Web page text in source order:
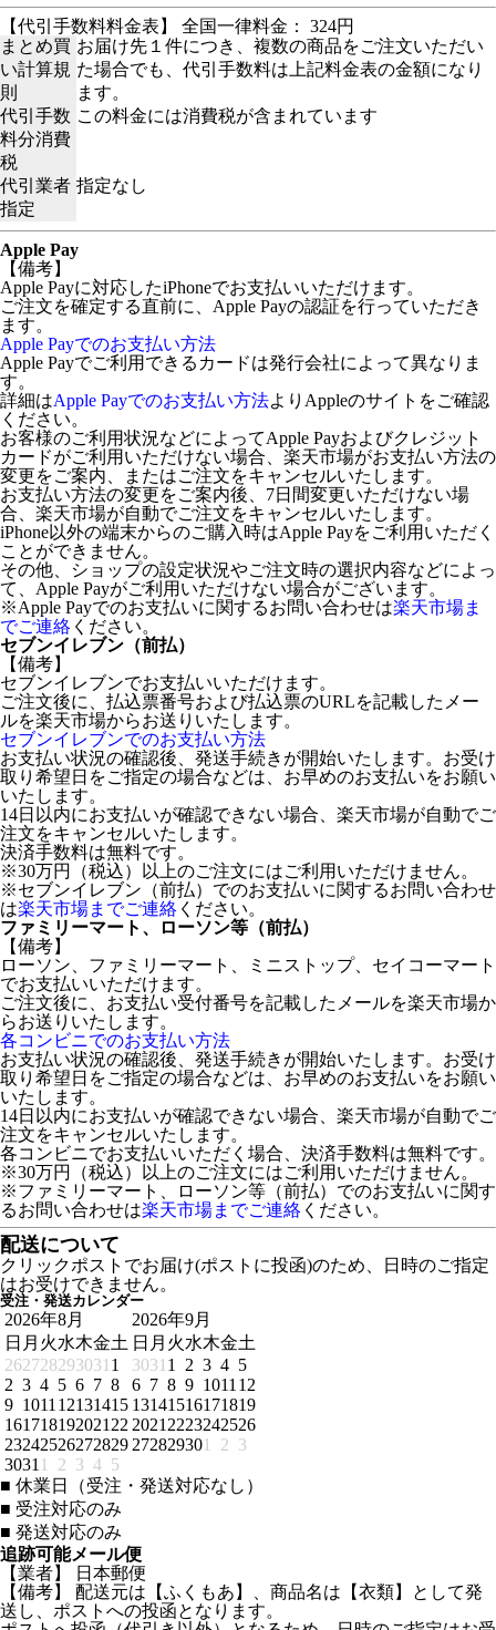
【代引手数料料金表】 全国一律料金： 324円
まとめ買
い計算規
則
お届け先１件につき、複数の商品をご注文いただい
た場合でも、代引手数料は上記料金表の金額になり
ます。
代引手数
料分消費
税
この料金には消費税が含まれています
代引業者
指定
指定なし
Apple Pay
【備考】
Apple Payに対応したiPhoneでお支払いいただけます。
ご注文を確定する直前に、Apple Payの認証を行っていただき
ます。
Apple Payでのお支払い方法
Apple Payでご利用できるカードは発行会社によって異なりま
す。
詳細はApple Payでのお支払い方法よりAppleのサイトをご確認
ください。
お客様のご利用状況などによってApple Payおよびクレジット
カードがご利用いただけない場合、楽天市場がお支払い方法の
変更をご案内、またはご注文をキャンセルいたします。
お支払い方法の変更をご案内後、7日間変更いただけない場
合、楽天市場が自動でご注文をキャンセルいたします。
iPhone以外の端末からのご購入時はApple Payをご利用いただく
ことができません。
その他、ショップの設定状況やご注文時の選択内容などによっ
て、Apple Payがご利用いただけない場合がございます。
※Apple Payでのお支払いに関するお問い合わせは楽天市場ま
でご連絡 ください。
セブンイレブン（前払）
【備考】
セブンイレブンでお支払いいただけます。
ご注文後に、払込票番号および払込票のURLを記載したメー
ルを楽天市場からお送りいたします。
セブンイレブンでのお支払い方法
お支払い状況の確認後、発送手続きが開始いたします。お受け
取り希望日をご指定の場合などは、お早めのお支払いをお願い
いたします。
14日以内にお支払いが確認できない場合、楽天市場が自動でご
注文をキャンセルいたします。
決済手数料は無料です。
※30万円（税込）以上のご注文にはご利用いただけません。
※セブンイレブン（前払）でのお支払いに関するお問い合わせ
は楽天市場までご連絡 ください。
ファミリーマート、ローソン等（前払）
【備考】
ローソン、ファミリーマート、ミニストップ、セイコーマート
でお支払いいただけます。
ご注文後に、お支払い受付番号を記載したメールを楽天市場か
らお送りいたします。
各コンビニでのお支払い方法
お支払い状況の確認後、発送手続きが開始いたします。お受け
取り希望日をご指定の場合などは、お早めのお支払いをお願い
いたします。
14日以内にお支払いが確認できない場合、楽天市場が自動でご
注文をキャンセルいたします。
各コンビニでお支払いいただく場合、決済手数料は無料です。
※30万円（税込）以上のご注文にはご利用いただけません。
※ファミリーマート、ローソン等（前払）でのお支払いに関す
るお問い合わせは楽天市場までご連絡 ください。
配送について
クリックポストでお届け(ポストに投函)のため、日時のご指定
はお受けできません。
受注・発送カレンダー
2026年8月
日 月 火水木金土
262728293031 1
2 3 4 5 6 7 8
9 1011 12131415
161718192021 22
23242526272829
3031 1 2 3 4 5
2026年9月
日 月 火水木金土
3031 1 2 3 4 5
6 7 8 9 1011 12
13141516171819
2021 2223242526
272829301 2 3
■ 休業日（受注・発送対応なし）
■ 受注対応のみ
■ 発送対応のみ
追跡可能メール便
【業者】 日本郵便
【備考】
配送元は【ふくもあ】、商品名は【衣類】として発
送し、ポストへの投函となります。